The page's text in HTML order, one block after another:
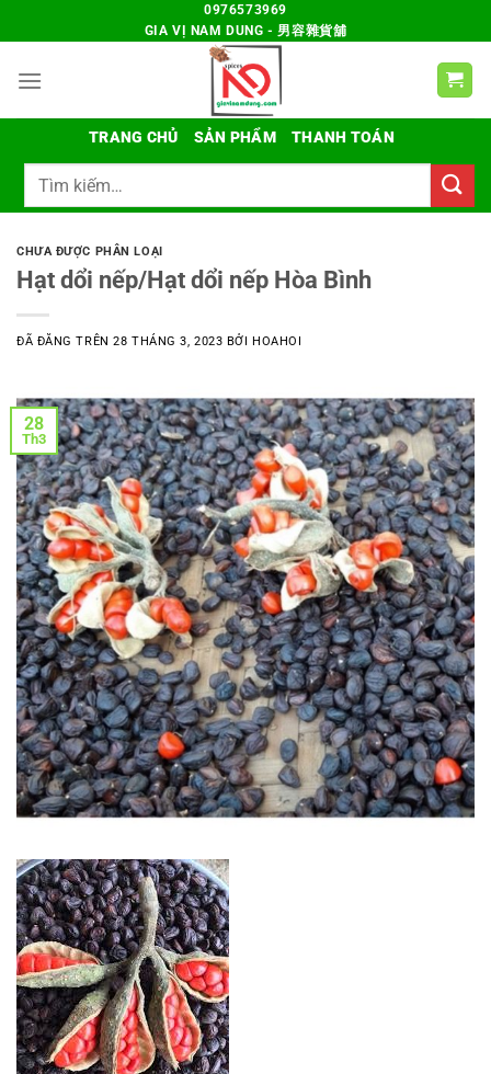
đến
dung
0976573969
GIA VỊ NAM DUNG - 男容雜貨舖
TRANG CHỦ SẢN PHẨM
THANH TOÁN
Tìm
CHƯA ĐƯỢC PHÂN LOẠI
Hạt dổi nếp/Hạt dổi nếp Hòa Bình
ĐÃ ĐĂNG TRÊN28 THÁNG 3, 2023 BỞIHOAHOI
28
Th3